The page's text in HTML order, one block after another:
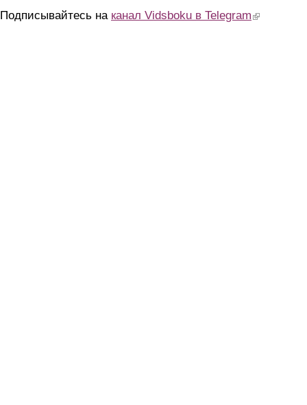
Подписывайтесь на канал Vidsboku в Telegram (link is